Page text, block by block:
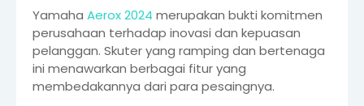
Yamaha Aerox 2024 merupakan bukti komitmen
perusahaan terhadap inovasi dan kepuasan
pelanggan. Skuter yang ramping dan bertenaga
ini menawarkan berbagai fitur yang
membedakannya dari para pesaingnya.